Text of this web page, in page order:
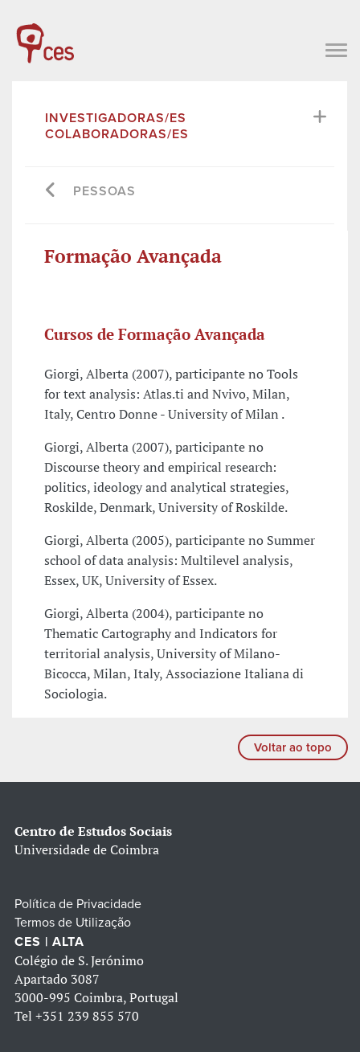
INVESTIGADORAS/ES
COLABORADORAS/ES
PESSOAS
Formação Avançada
Cursos de Formação Avançada
Giorgi, Alberta (2007), participante no Tools
for text analysis: Atlas.ti and Nvivo, Milan,
Italy, Centro Donne - University of Milan .
Giorgi, Alberta (2007), participante no
Discourse theory and empirical research:
politics, ideology and analytical strategies,
Roskilde, Denmark, University of Roskilde.
Giorgi, Alberta (2005), participante no Summer
school of data analysis: Multilevel analysis,
Essex, UK, University of Essex.
Giorgi, Alberta (2004), participante no
Thematic Cartography and Indicators for
territorial analysis, University of Milano-
Bicocca, Milan, Italy, Associazione Italiana di
Sociologia.
Voltar ao topo
Centro de Estudos Sociais
Universidade de Coimbra
Política de Privacidade
Termos de Utilização
CES | ALTA
Colégio de S. Jerónimo
Apartado 3087
3000-995 Coimbra, Portugal
Tel +351 239 855 570